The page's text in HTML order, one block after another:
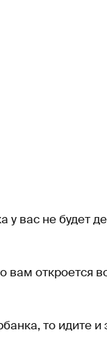
вас не будет
вам откроется
то идите